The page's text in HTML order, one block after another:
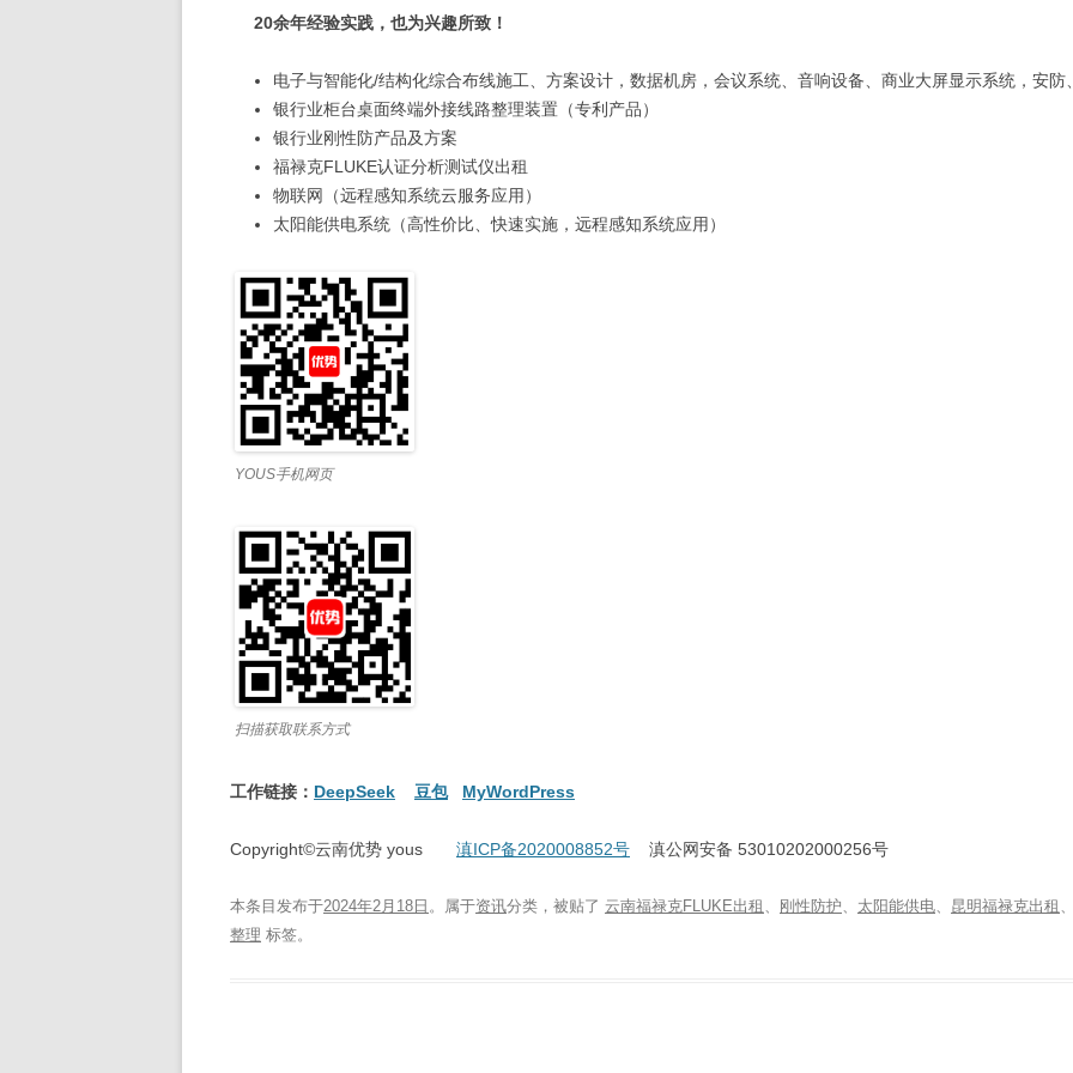
20余年经验实践，也为兴趣所致！
电子与智能化/结构化综合布线施工、方案设计，数据机房，会议系统、音响设备、商业大屏显示系统，安防
银行业柜台桌面终端外接线路整理装置（专利产品）
银行业刚性防产品及方案
福禄克FLUKE认证分析测试仪出租
物联网（远程感知系统云服务应用）
太阳能供电系统（高性价比、快速实施，远程感知系统应用）
YOUS手机网页
扫描获取联系方式
工作链接： DeepSeek 豆包 MyWordPress
Copyright©云南优势 yous 滇ICP备2020008852号 滇公网安备 53010202000256号
本条目发布于2024年2月18日 。属于资讯分类，被贴了 云南福禄克FLUKE出租 、 刚性防护、 太阳能供电、 昆明福禄克出租 、
整理 标签。